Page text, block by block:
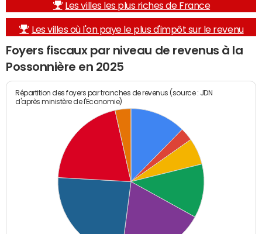
Les villes les plus riches de France
Les villes où l'on paye le plus d'impôt sur le revenu
Foyers fiscaux par niveau de revenus à la
Possonnière en 2025
Répartition des foyers par tranches de revenus (source : JDN
d'après ministère de l'Economie)